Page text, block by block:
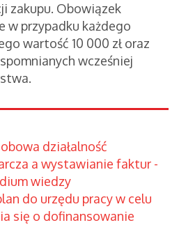
zakupu. Obowiązek
w przypadku każdego
wartość 10 000 zł oraz
wcześniej
działalność
a wystawianie faktur -
wiedzy
do urzędu pracy w celu
się o dofinansowanie